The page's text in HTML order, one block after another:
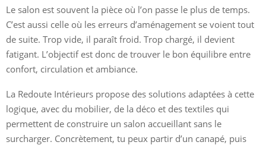
Le salon est souvent la pièce où l’on passe le plus de temps.
C’est aussi celle où les erreurs d’aménagement se voient tout
de suite. Trop vide, il paraît froid. Trop chargé, il devient
fatigant. L’objectif est donc de trouver le bon équilibre entre
confort, circulation et ambiance.
La Redoute Intérieurs propose des solutions adaptées à cette
logique, avec du mobilier, de la déco et des textiles qui
permettent de construire un salon accueillant sans le
surcharger. Concrètement, tu peux partir d’un canapé, puis